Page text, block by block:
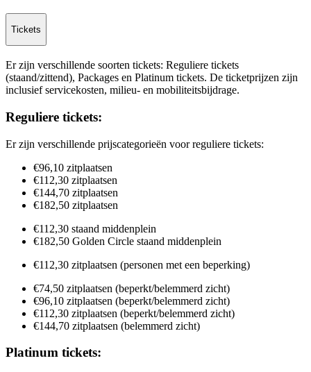
Tickets
Er zijn verschillende soorten tickets: Reguliere tickets
(staand/zittend), Packages en Platinum tickets. De ticketprijzen zijn
inclusief servicekosten, milieu- en mobiliteitsbijdrage.
Reguliere tickets:
Er zijn verschillende prijscategorieën voor reguliere tickets:
€96,10 zitplaatsen
€112,30 zitplaatsen
€144,70 zitplaatsen
€182,50 zitplaatsen
€112,30 staand middenplein
€182,50 Golden Circle staand middenplein
€112,30 zitplaatsen (personen met een beperking)
€74,50 zitplaatsen (beperkt/belemmerd zicht)
€96,10 zitplaatsen (beperkt/belemmerd zicht)
€112,30 zitplaatsen (beperkt/belemmerd zicht)
€144,70 zitplaatsen (belemmerd zicht)
Platinum tickets: